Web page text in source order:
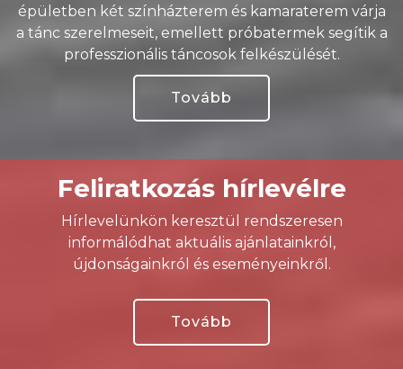
épületben két színházterem és kamaraterem várja
a tánc szerelmeseit, emellett próbatermek segítik a
professzionális táncosok felkészülését.
Tovább
Feliratkozás hírlevélre
Hírlevelünkön keresztül rendszeresen
informálódhat aktuális ajánlatainkról,
újdonságainkról és eseményeinkről.
Tovább